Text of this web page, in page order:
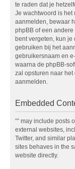
te raden dat je
Je wachtwoord is het
aanmelden, bewaar
phpBB of een
bent vergeten, kun je
gebruiken bij het
gebruikersnaam en
waarna de phpBB-
zal opsturen naar
aanmelden.
Embedded
“” may include posts
external websites,
Twitter, and similar
sites behaves in the
website directly.